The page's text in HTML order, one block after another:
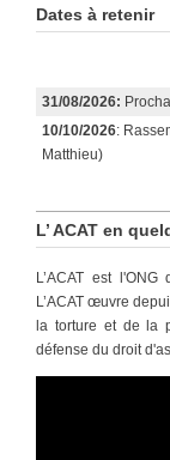
Dates à retenir
31/08/2026:
10/10/2026:
Matthieu)
L’ ACAT en
L’ACAT est
L’ACAT œuvre
la torture et de la
défense du droit